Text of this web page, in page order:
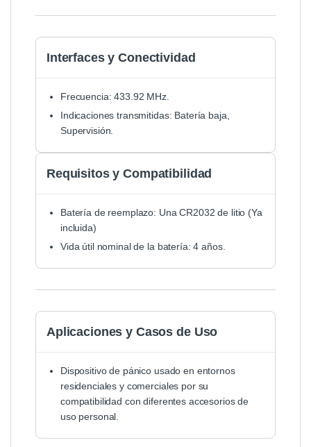
Interfaces y Conectividad
Frecuencia: 433.92 MHz.
Indicaciones transmitidas: Batería baja,
Supervisión.
Requisitos y Compatibilidad
Batería de reemplazo: Una CR2032 de litio (Ya
incluida)
Vida útil nominal de la batería: 4 años.
Aplicaciones y Casos de Uso
Dispositivo de pánico usado en entornos
residenciales y comerciales por su
compatibilidad con diferentes accesorios de
uso personal.